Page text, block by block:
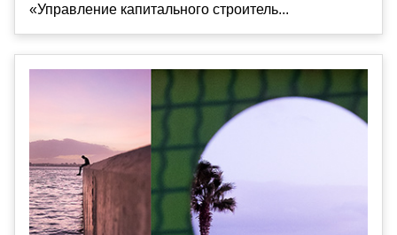
«Управление капитального строитель...